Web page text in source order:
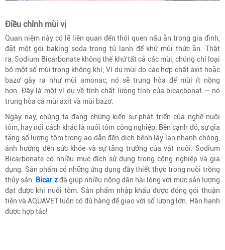
Điều chỉnh mùi vị
Quan niệm này có lẽ liên quan đến thói quen nấu ăn trong gia đình,
đặt một gói baking soda trong tủ lạnh để khử mùi thức ăn. Thật
ra, Sodium Bicarbonate không thể khử tất cả các mùi, chúng chỉ loại
bỏ một số mùi trong không khí; Ví dụ mùi do các hợp chất axit hoặc
bazơ gây ra như mùi amonac, nó sẽ trung hòa để mùi ít nồng
hơn. Đây là một ví dụ về tính chất lưỡng tính của bicacbonat — nó
trung hòa cả mùi axit và mùi bazơ.
Ngày nay, chúng ta đang chứng kiến ​​sự phát triển của nghề nuôi
tôm, hay nói cách khác là nuôi tôm công nghiệp. Bên cạnh đó, sự gia
tăng số lượng tôm trong ao dẫn đến dịch bệnh lây lan nhanh chóng,
ảnh hưởng đến sức khỏe và sự tăng trưởng của vật nuôi. Sodium
Bicarbonate có nhiều mục đích sử dụng trong công nghiệp và gia
dụng. Sản phẩm có những ứng dụng đầy thiết thực trong nuôi trồng
thủy sản. Bicar zđã giúp nhiều nông dân hài lòng với mức sản lượng
đạt được khi nuôi tôm. Sản phẩm nhập khẩu được đóng gói thuận
tiện và AQUAVET luôn có đủ hàng để giao với số lượng lớn. Hân hạnh
được hợp tác!